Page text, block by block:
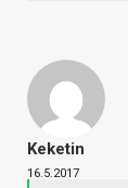
Keketin
16.5.2017